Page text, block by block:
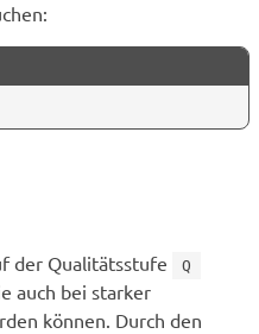
der Qualitätsstufe Q
auch bei starker
können. Durch den